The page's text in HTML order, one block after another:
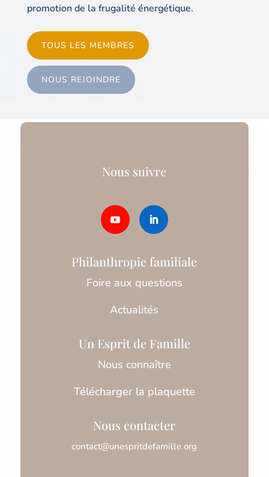
promotion de la frugalité énergétique.
TOUS LES MEMBRES
NOUS REJOINDRE
Nous suivre
Philanthropie familiale
Foire aux questions
Actualités
Un Esprit de Famille
Nous connaître
Télécharger la plaquette
Nous contacter
contact@unespritdefamille.org